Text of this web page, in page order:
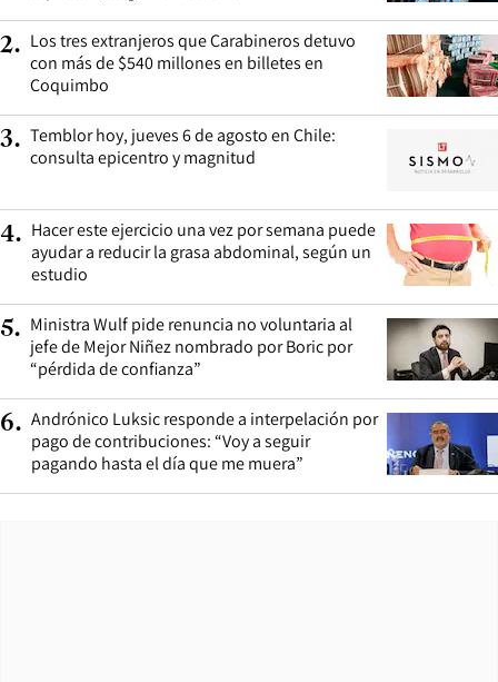
2. Los tres extranjeros que Carabineros detuvo
con más de $540 millones en billetes en
Coquimbo
3. Temblor hoy, jueves 6 de agosto en Chile:
consulta epicentro y magnitud
4. Hacer este ejercicio una vez por semana puede
ayudar a reducir la grasa abdominal, según un
estudio
5. Ministra Wulf pide renuncia no voluntaria al
jefe de Mejor Niñez nombrado por Boric por
“pérdida de confianza”
6. Andrónico Luksic responde a interpelación por
pago de contribuciones: “Voy a seguir
pagando hasta el día que me muera”